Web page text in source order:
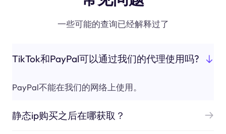
一些可能的查询已经解释过了
TikTok和PayPal可以通过我们的代理使用吗?
PayPal不能在我们的网络上使用。
静态ip购买之后在哪获取？